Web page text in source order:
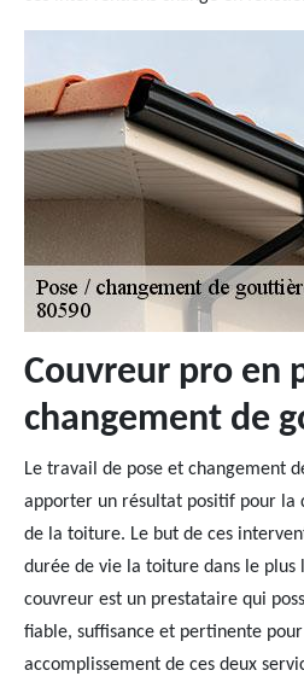
Couvreur pro en
changement de
Le travail de pose et changement
apporter un résultat positif pour la
de la toiture. Le but de ces
durée de vie la toiture dans le plus
couvreur est un prestataire qui
fiable, suffisance et pertinente
accomplissement de ces deux